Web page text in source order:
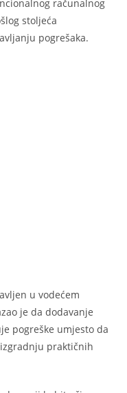
računalnog
stoljeća
pogrešaka.
u vodećem
je da dodavanje
pogreške umjesto da
praktičnih